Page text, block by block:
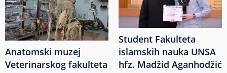
Anatomski muzej
Veterinarskog fakulteta
Student Fakulteta
islamskih nauka UNSA
hfz. Madžid Aganhodžić